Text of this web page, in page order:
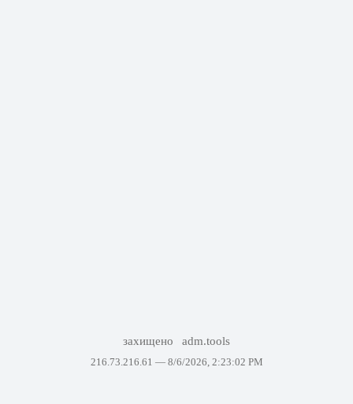
захищено adm.tools
216.73.216.61 — 8/6/2026, 2:23:02 PM